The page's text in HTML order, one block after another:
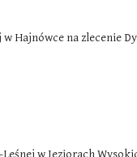
Hajnówce na zlecenie
w Jeziorach